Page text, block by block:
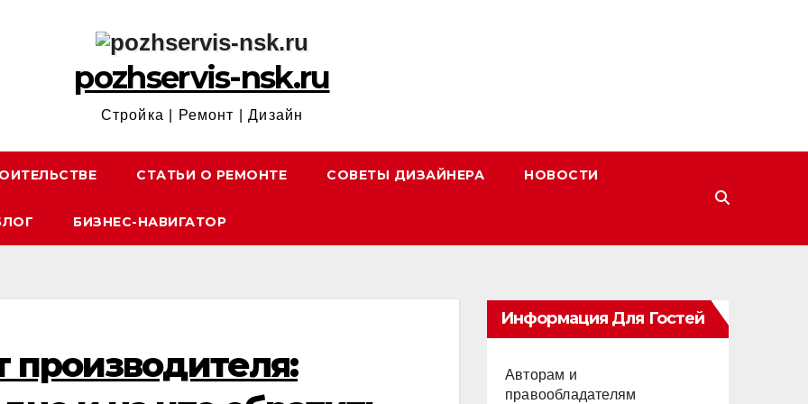
pozhservis-nsk.ru
Стройка | Ремонт | Дизайн
СТАТЬИ О РЕМОНТЕ СОВЕТЫ ДИЗАЙНЕРА НОВОСТИ
БИЗНЕС-НАВИГАТОР
производителя:
Информация Для Гостей
Авторам и
правообладателям